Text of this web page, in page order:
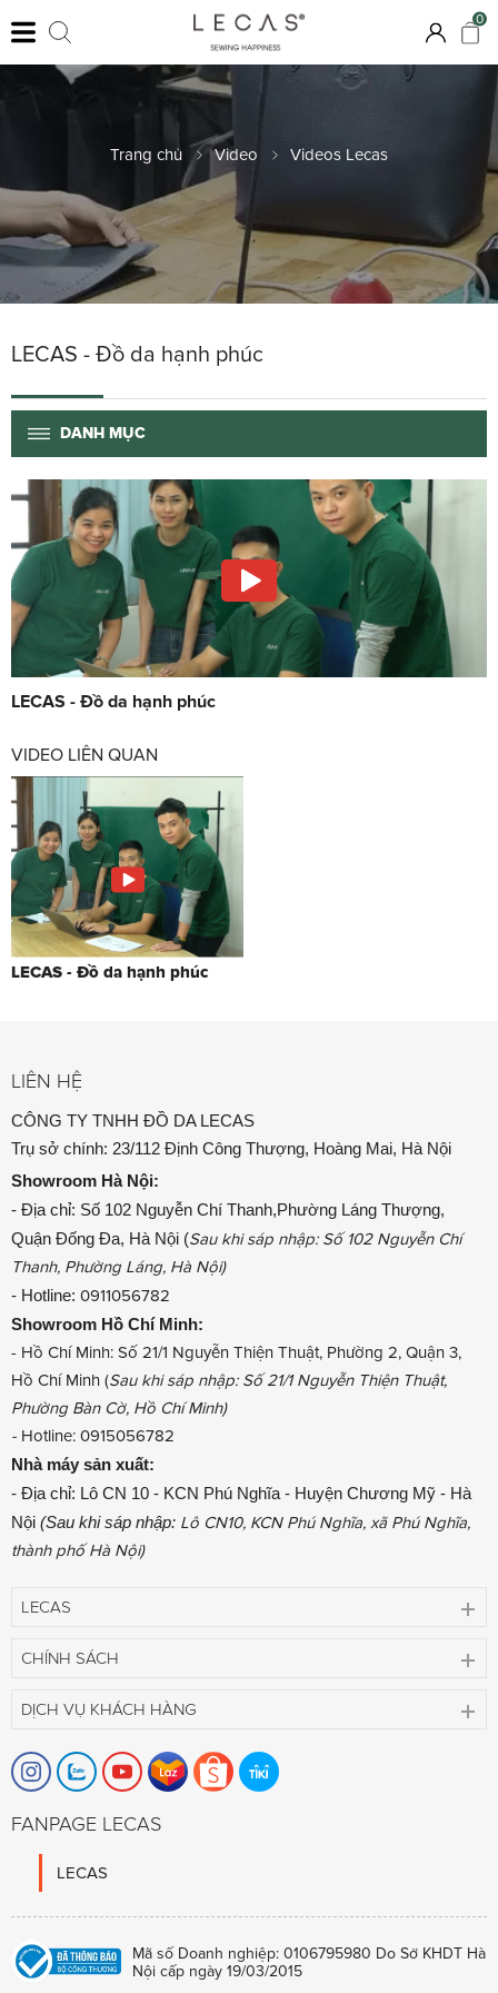
0
Trang chủ Video Videos Lecas
LECAS - Đồ da hạnh phúc
DANH MỤC
LECAS - Đồ da hạnh phúc
VIDEO LIÊN QUAN
LECAS - Đồ da hạnh phúc
LIÊN HỆ
CÔNG TY TNHH ĐỒ DA LECAS
Trụ sở chính: 23/112 Định Công Thượng, Hoàng Mai, Hà Nội
Showroom Hà Nội:
- Địa chỉ: Số 102 Nguyễn Chí Thanh,Phường Láng Thượng,
Quận Đống Đa, Hà Nội (Sau khi sáp nhập: Số 102 Nguyễn Chí
Thanh, Phường Láng, Hà Nội)
- Hotline: 0911056782
Showroom Hồ Chí Minh:
- Hồ Chí Minh: Số 21/1 Nguyễn Thiện Thuật, Phường 2, Quận 3,
Hồ Chí Minh (Sau khi sáp nhập: Số 21/1 Nguyễn Thiện Thuật,
Phường Bàn Cờ, Hồ Chí Minh)
- Hotline: 0915056782
Nhà máy sản xuất:
- Địa chỉ: Lô CN 10 - KCN Phú Nghĩa - Huyện Chương Mỹ - Hà
Nội (Sau khi sáp nhập: Lô CN10, KCN Phú Nghĩa, xã Phú Nghĩa,
thành phố Hà Nội)
LECAS
CHÍNH SÁCH
DỊCH VỤ KHÁCH HÀNG
FANPAGE LECAS
LECAS
Mã số Doanh nghiệp: 0106795980 Do Sở KHDT Hà
Nội cấp ngày 19/03/2015